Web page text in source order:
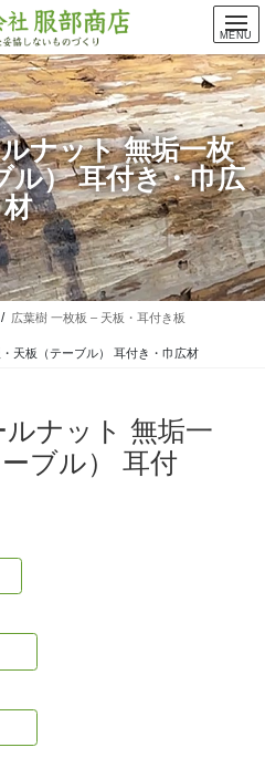
ナット 無垢一枚
ル） 耳付き・巾広
材
広葉樹 一枚板 – 天板・耳付き板
天板（テーブル） 耳付き・巾広材
ナット 無垢一
ブル） 耳付
MENU